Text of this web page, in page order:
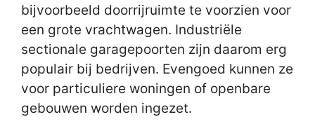
bijvoorbeeld doorrijruimte te voorzien voor
een grote vrachtwagen. Industriële
sectionale garagepoorten zijn daarom erg
populair bij bedrijven. Evengoed kunnen ze
voor particuliere woningen of openbare
gebouwen worden ingezet.